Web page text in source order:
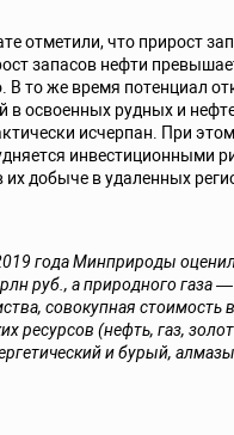
отметили, что прирост
запасов нефти
В то же время потенциал
в освоенных рудных и
исчерпан. При
инвестиционными
добыче в удаленных
года Минприроды
руб., а природного газа
совокупная стоимость
ресурсов (нефть, газ,
и бурый,